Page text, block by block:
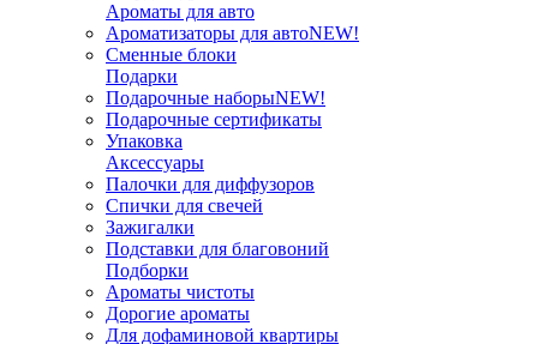
Ароматы для авто
Ароматизаторы для автоNEW!
Сменные блоки
Подарки
Подарочные наборыNEW!
Подарочные сертификаты
Упаковка
Аксессуары
Палочки для диффузоров
Спички для свечей
Зажигалки
Подставки для благовоний
Подборки
Ароматы чистоты
Дорогие ароматы
Для дофаминовой квартиры